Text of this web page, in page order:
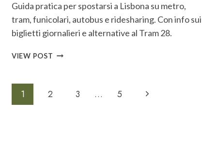
Guida pratica per spostarsi a Lisbona su metro,
tram, funicolari, autobus e ridesharing. Con info sui
biglietti giornalieri e alternative al Tram 28.
VIEW POST COME
TUTTO
Navigazione
1 2 3 … 5
Pagina